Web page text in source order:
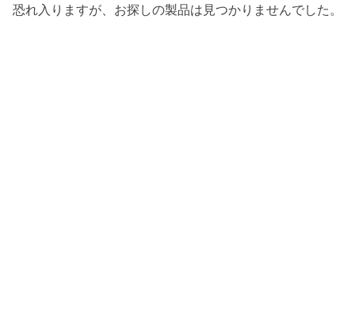
恐れ入りますが、お探しの製品は見つかりませんでした。